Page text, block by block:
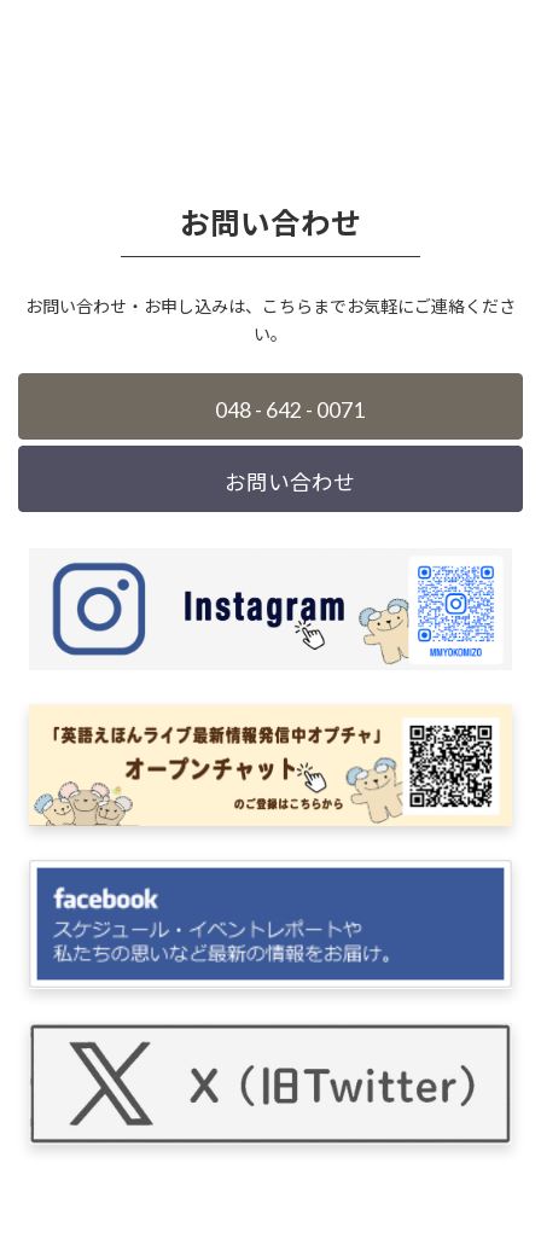
お問い合わせ
お問い合わせ・お申し込みは、こちらまでお気軽にご連絡くださ
い。
048 - 642 - 0071
お問い合わせ